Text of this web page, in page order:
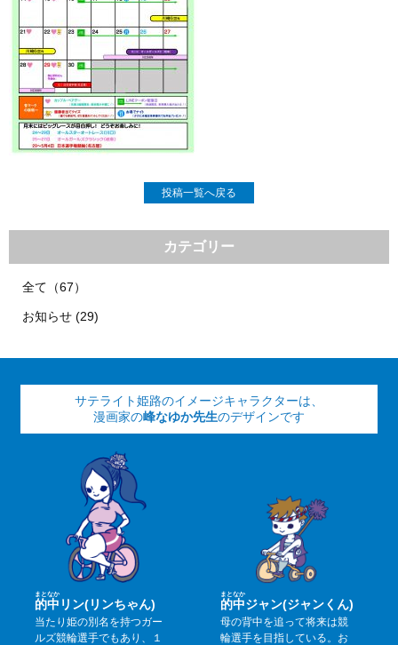
投稿一覧へ戻る
カテゴリー
全て（67）
お知らせ (29)
サテライト姫路のイメージキャラクターは、
漫画家の峰なゆか先生のデザインです
的
まと
中
なか
リン(リンちゃん)
当たり姫の別名を持つガー
ルズ競輪選手でもあり、１
的
まと
中
なか
ジャン(ジャンくん)
母の背中を追って将来は競
輪選手を目指している。お